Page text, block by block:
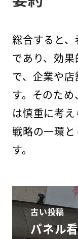
総合すると
であり、効
で、企業や
す。そのた
は慎重に考
戦略の一環
す。
古い投稿
パネル